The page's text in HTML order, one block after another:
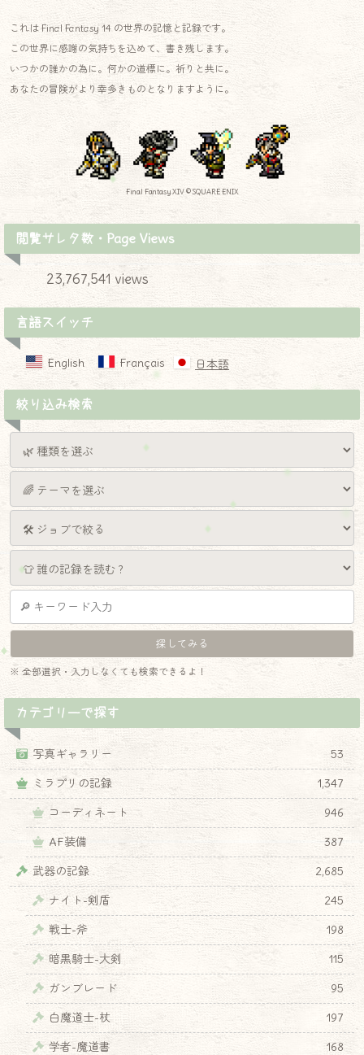
これは Final Fantasy 14 の世界の記憶と記録です。
この世界に感謝の気持ちを込めて、書き残します。
いつかの誰かの為に。何かの道標に。祈りと共に。
あなたの冒険がより幸多きものとなりますように。
Final Fantasy XIV © SQUARE ENIX
閲覧サレタ数・Page Views
23,767,541 views
言語スイッチ
English Français 日本語
絞り込み検索
※ 全部選択・入力しなくても検索できるよ！
カテゴリーで探す
写真ギャラリー
53
ミラプリの記録
1,347
コーディネート
946
AF装備
387
武器の記録
2,685
ナイト-剣盾
245
戦士-斧
198
暗黒騎士-大剣
115
ガンブレード
95
白魔道士-杖
197
学者-魔道書
168